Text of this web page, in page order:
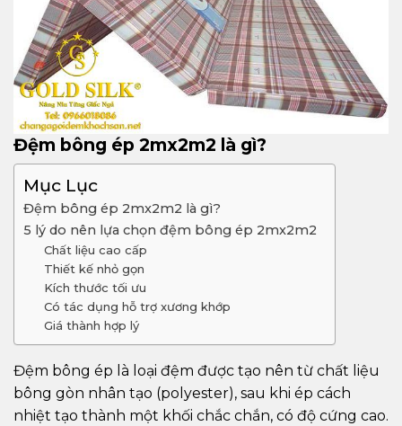
Đệm bông ép 2mx2m2 là gì?
Mục Lục
Đệm bông ép 2mx2m2 là gì?
5 lý do nên lựa chọn đệm bông ép 2mx2m2
Chất liệu cao cấp
Thiết kế nhỏ gọn
Kích thước tối ưu
Có tác dụng hỗ trợ xương khớp
Giá thành hợp lý
Đệm bông ép là loại đệm được tạo nên từ chất liệu
bông gòn nhân tạo (polyester), sau khi ép cách
nhiệt tạo thành một khối chắc chắn, có độ cứng cao.